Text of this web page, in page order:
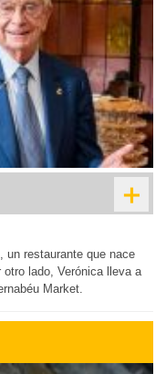
+
un restaurante que nace
lado, Verónica lleva a
Market.